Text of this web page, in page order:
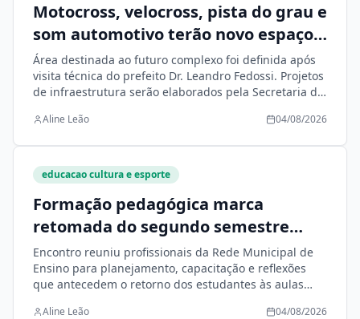
Motocross, velocross, pista do grau e
som automotivo terão novo espaço
planejado pela Prefeitura em Nova
Andradina
Área destinada ao futuro complexo foi definida após
visita técnica do prefeito Dr. Leandro Fedossi. Projetos
de infraestrutura serão elaborados pela Secretaria de
Aline Leão 04/08/2026
educacao cultura e esporte
Formação pedagógica marca
retomada do segundo semestre
letivo em Nova Andradina
Encontro reuniu profissionais da Rede Municipal de
Ensino para planejamento, capacitação e reflexões
que antecedem o retorno dos estudantes às aulas
Aline Leão 04/08/2026